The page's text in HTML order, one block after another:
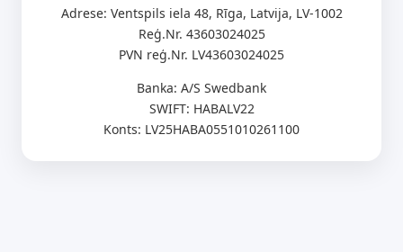
Adrese: Ventspils iela 48, Rīga, Latvija, LV-1002
Reģ.Nr. 43603024025
PVN reģ.Nr. LV43603024025
Banka: A/S Swedbank
SWIFT: HABALV22
Konts: LV25HABA0551010261100